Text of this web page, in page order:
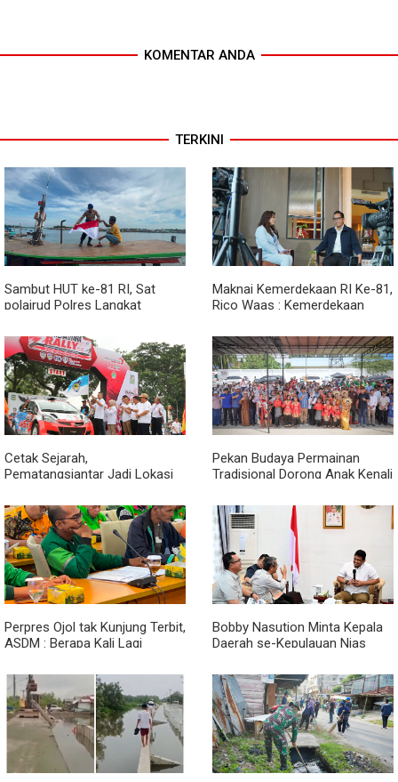
KOMENTAR ANDA
TERKINI
Sambut HUT ke-81 RI, Sat
polairud Polres Langkat
kepada Nelayan
Maknai Kemerdekaan RI Ke-81,
Rico Waas : Kemerdekaan
Lewat Peningkatan Pelayanan
Primer
Cetak Sejarah,
Pematangsiantar Jadi Lokasi
2026
Pekan Budaya Permainan
Tradisional Dorong Anak Kenali
Ketergantungan Gadget
Perpres Ojol tak Kunjung Terbit,
ASDM : Berapa Kali Lagi
Janji?
Bobby Nasution Minta Kepala
Daerah se-Kepulauan Nias